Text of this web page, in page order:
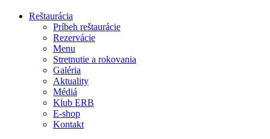
Reštaurácia
Príbeh reštaurácie
Rezervácie
Menu
Stretnutie a rokovania
Galéria
Aktuality
Médiá
Klub ERB
E-shop
Kontakt